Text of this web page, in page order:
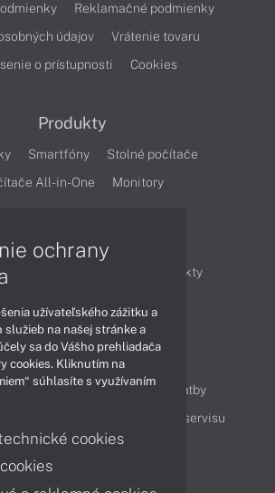
Reklamačné podmienky
údajov
Vrátenie tovaru
o prístupnosti
Cookies
Produkty
Smartfóny
Stolné počítače
All-in-One
Monitory
Články
informácie
Produkty
Obsah
Možnosti doručenia a platby
Cenník servisu
Kontakty
ochrany
užívateľského zážitku a
služieb na našej stránke a
sa do Vášho prehliadača
cookies. Kliknutím na
súhlasíte s využívaním
cookies